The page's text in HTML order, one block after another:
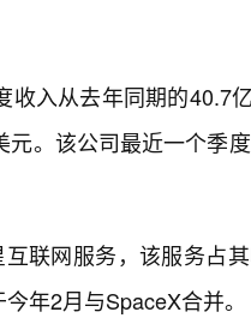
入从去年同期的40.7
。该公司最近一个季
联网服务，该服务占
年2月与SpaceX合并。